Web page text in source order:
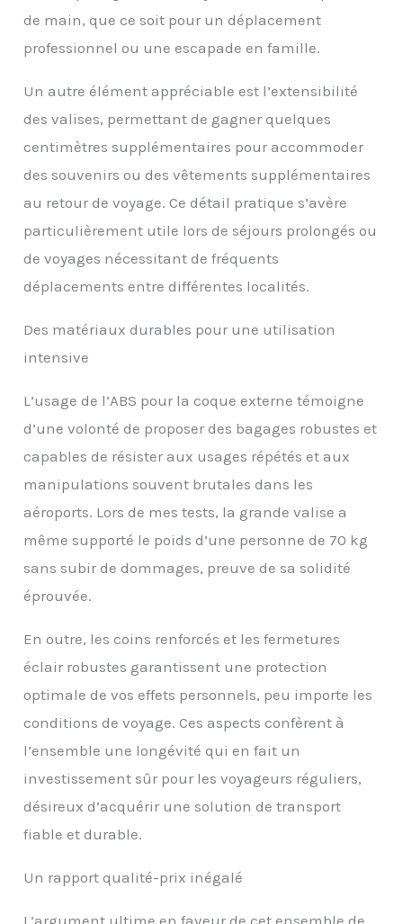
la construction légère
facilitent la
manipulation et le
de main, que ce soit pour un déplacement
professionnel ou une escapade en famille.
Un autre élément appréciable est l’extensibilité
des valises, permettant de gagner quelques
centimètres supplémentaires pour accommoder
des souvenirs ou des vêtements supplémentaires
au retour de voyage. Ce détail pratique s’avère
particulièrement utile lors de séjours prolongés ou
de voyages nécessitant de fréquents
déplacements entre différentes localités.
Des matériaux durables pour une utilisation
intensive
L’usage de l’ABS pour la coque externe témoigne
d’une volonté de proposer des bagages robustes et
capables de résister aux usages répétés et aux
manipulations souvent brutales dans les
aéroports. Lors de mes tests, la grande valise a
même supporté le poids d’une personne de 70 kg
sans subir de dommages, preuve de sa solidité
éprouvée.
En outre, les coins renforcés et les fermetures
éclair robustes garantissent une protection
optimale de vos effets personnels, peu importe les
conditions de voyage. Ces aspects confèrent à
l’ensemble une longévité qui en fait un
investissement sûr pour les voyageurs réguliers,
désireux d’acquérir une solution de transport
fiable et durable.
Un rapport qualité-prix inégalé